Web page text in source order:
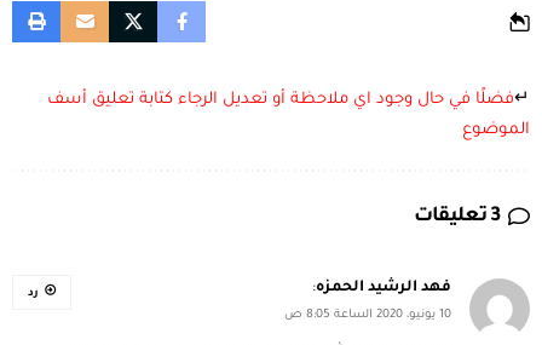
↵فضلًا في حال وجود اي ملاحظة أو تعديل الرجاء كتابة تعليق أسف
الموضوع
3 تعليقات
فهد الرشيد الحمزه:
10 يونيو، 2020 الساعة 8:05 ص
رد